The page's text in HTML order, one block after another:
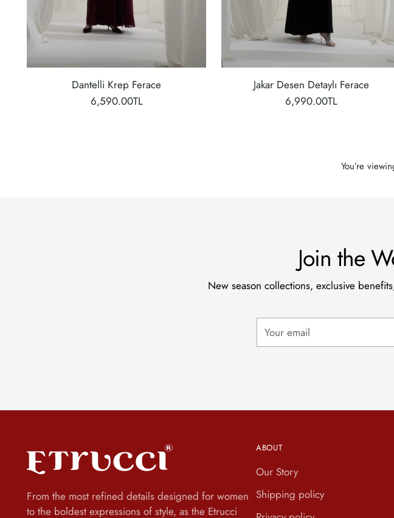
Dantelli Krep Ferace
6,590.00TL
Jakar Desen Detaylı Ferace
6,990.00TL
You’re
Join the
New season collections, exclusive
email
From the most refined details designed for women
to the boldest expressions of style, as the Etrucci
ABOUT
Our Story
Shipping policy